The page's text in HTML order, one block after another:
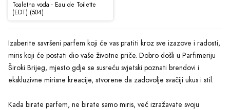
Toaletna voda - Eau de Toilette
(EDT) (504)
Izaberite savršeni parfem koji će vas pratiti kroz sve izazove i radosti,
miris koji će postati dio vaše životne priče. Dobro došli u Parfimeriju
Široki Brijeg, mjesto gdje se susreću svjetski poznati brendovi i
ekskluzivne mirisne kreacije, stvorene da zadovolje svačiji ukus i stil.
Kada birate parfem, ne birate samo miris, već izražavate svoju